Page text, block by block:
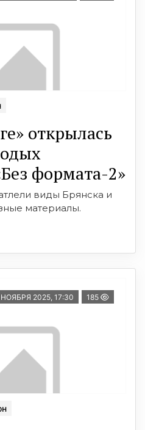
открылась
формата-2»
виды Брянска и
материалы.
2025, 17:30 185